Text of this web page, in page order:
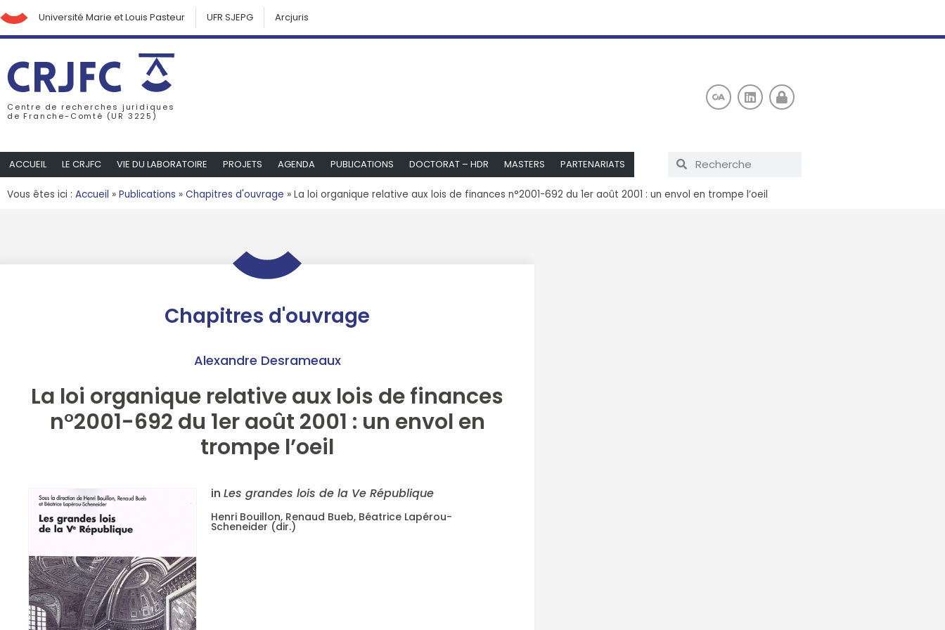
Université Marie et Louis Pasteur UFR SJEPG Arcjuris
Centre de recherches juridiques
de Franche-Comté (UR 3225)
ACCUEIL LE CRJFC VIE DU LABORATOIRE PROJETS AGENDA PUBLICATIONS DOCTORAT – HDR MASTERS PARTENARIATS
Vous êtes ici : Accueil » Publications » Chapitres d'ouvrage » La loi organique relative aux lois de finances n°2001-692 du 1er août 2001 : un envol en trompe l’oeil
Chapitres d'ouvrage
Alexandre Desrameaux
La loi organique relative aux lois de finances
n°2001-692 du 1er août 2001 : un envol en
trompe l’oeil
in Les grandes lois de la Ve République
Henri Bouillon, Renaud Bueb, Béatrice Lapérou-
Scheneider (dir.)